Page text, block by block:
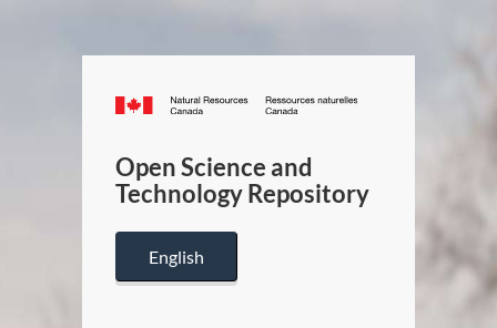
Canada.ca
/
Canada
Open Science and
Technology Repository
English